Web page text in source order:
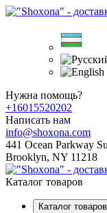
Нужна помощь?
+16015520202
Написать нам
info@shoxona.com
441 Ocean Parkway
Brooklyn, NY 11218
Каталог товаров
Каталог товаров